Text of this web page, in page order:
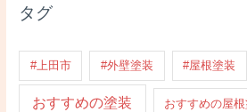
タグ
#上田市 #外壁塗装 #屋根塗装
おすすめの塗装 おすすめの屋